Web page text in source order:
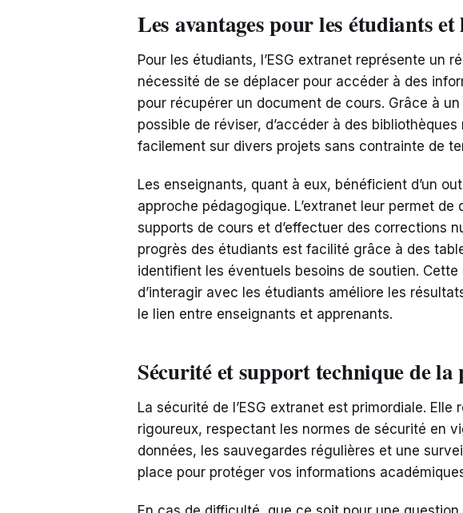
Les avantages pour les étudiants et
Pour les étudiants, l’ESG extranet représente un
nécessité de se déplacer pour accéder à des
pour récupérer un document de cours. Grâce à
possible de réviser, d’accéder à des
facilement sur divers projets sans contrainte de
Les enseignants, quant à eux, bénéficient d’un
approche pédagogique. L’extranet leur permet de
supports de cours et d’effectuer des corrections
progrès des étudiants est facilité grâce à des
identifient les éventuels besoins de soutien.
d’interagir avec les étudiants améliore les
le lien entre enseignants et apprenants.
Sécurité et support technique de la
La sécurité de l’ESG extranet est primordiale. Elle
rigoureux, respectant les normes de sécurité en
données, les sauvegardes régulières et une
place pour protéger vos informations